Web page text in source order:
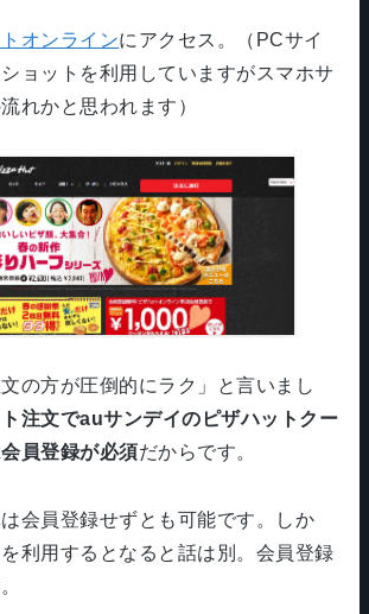
オンラインにアクセス。（PCサイ
ョットを利用していますがスマホサ
れかと思われます）
の方が圧倒的にラク」と言いまし
注文でauサンデイのピザハットクー
員登録が必須だからです。
会員登録せずとも可能です。しか
利用するとなると話は別。会員登録